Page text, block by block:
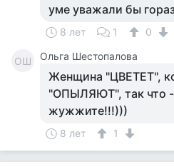
уме уважали бы
8 лет 1 0
ОШ Ольга Шестопалова
Женщина "ЦВЕТЕТ",
"ОПЫЛЯЮТ", так что
жужжите!!!)))
8 лет 1